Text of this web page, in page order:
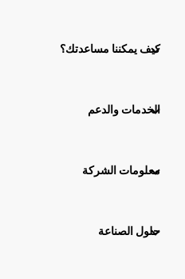
كيف يمكننا مساعدتك؟
الخدمات والدعم
معلومات الشركة
حلول الصناعة